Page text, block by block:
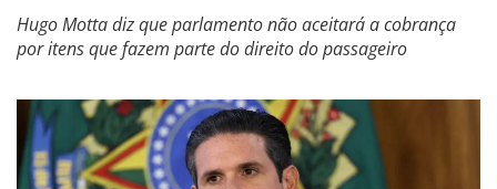
Hugo Motta diz que parlamento não aceitará a cobrança
por itens que fazem parte do direito do passageiro